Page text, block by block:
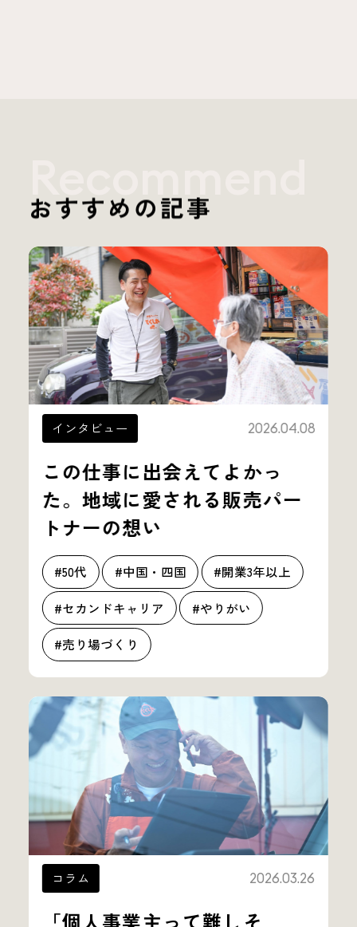
おすすめの記事
インタビュー 2026.04.08
この仕事に出会えてよかっ
た。地域に愛される販売パー
トナーの想い
#50代 #中国・四国 #開業3年以上
#セカンドキャリア #やりがい
#売り場づくり
コラム 2026.03.26
「個人事業主って難しそ